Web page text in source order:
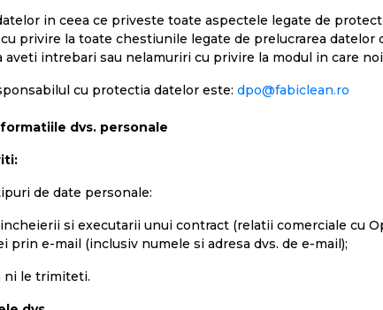
in ceea ce priveste toate aspectele legate de
privire la toate chestiunile legate de prelucrarea datelor
intrebari sau nelamuriri cu privire la modul in care
cu protectia datelor este: dpo@fabiclean.ro
dvs. personale
de date personale:
si executarii unui contract (relatii comerciale cu
prin e-mail (inclusiv numele si adresa dvs. de e-mail);
ni le trimiteti.